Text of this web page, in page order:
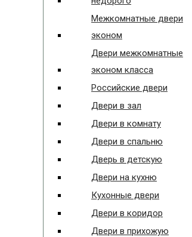
Межкомнатные двери
эконом
Двери межкомнатные
эконом класса
Российские двери
Двери в зал
Двери в комнату
Двери в спальню
Дверь в детскую
Двери на кухню
Кухонные двери
Двери в коридор
Двери в прихожую